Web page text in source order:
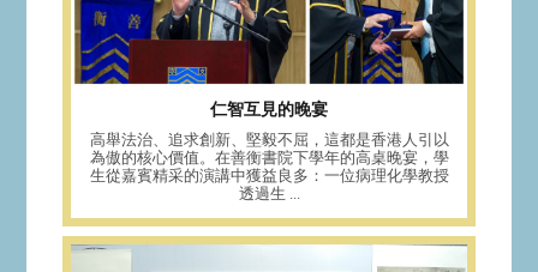
仁智互見的晚宴
高舉法治、追求創新、堅毅不屈，這都是香港人引以
為傲的核心價值。在善衡書院下學年的高桌晚宴，學
生從嘉賓精采的演講中獲益良多：一位病理化學教授
透過生 ...